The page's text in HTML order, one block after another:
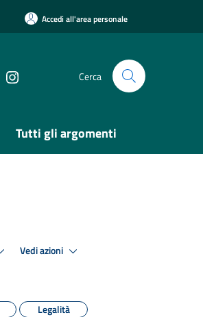
Accedi all'area personale
Cerca
Tutti gli argomenti
Vedi azioni
Legalità